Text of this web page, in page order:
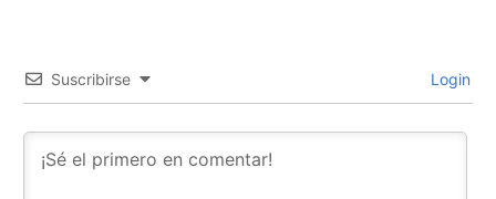
Suscribirse Login